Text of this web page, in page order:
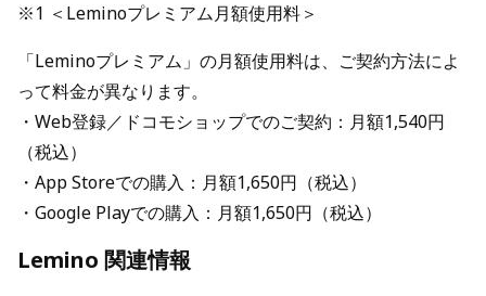
※1 ＜Leminoプレミアム月額使用料＞
「Leminoプレミアム」の月額使用料は、ご契約方法によ
って料金が異なります。
・Web登録／ドコモショップでのご契約：月額1,540円
（税込）
・App Storeでの購入：月額1,650円（税込）
・Google Playでの購入：月額1,650円（税込）
Lemino 関連情報